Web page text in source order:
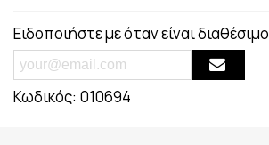
Ειδοποιήστε με όταν είναι διαθέσιμο
Κωδικός: 010694